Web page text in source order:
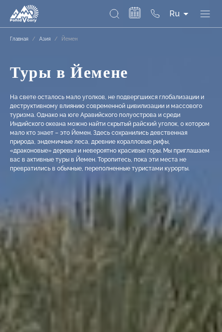
Ru
Главная / Азия / Йемен
Туры в Йемене
На свете осталось мало уголков, не подвергшихся глобализации и
деструктивному влиянию современной цивилизации и массового
туризма. Однако на юге Аравийского полуострова и среди
Индийского океана можно найти скрытый райский уголок, о котором
мало кто знает – это Йемен. Здесь сохранились девственная
природа, эндемичные леса, древние коралловые рифы,
«драконовые» деревья и невероятно красивые горы. Мы приглашаем
вас в активные туры в Йемен. Торопитесь, пока эти места не
превратились в обычные, переполненные туристами курорты.